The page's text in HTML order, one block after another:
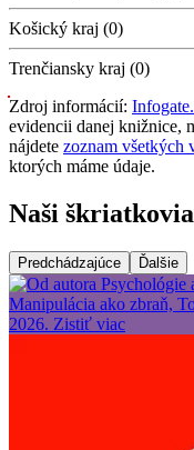
Košický kraj (0)
Trenčiansky kraj (0)
Zdroj informácií:
evidencii danej knižnice,
nájdete zoznam všetkých
ktorých máme údaje.
Naši
Predchádzajúce Ďalšie